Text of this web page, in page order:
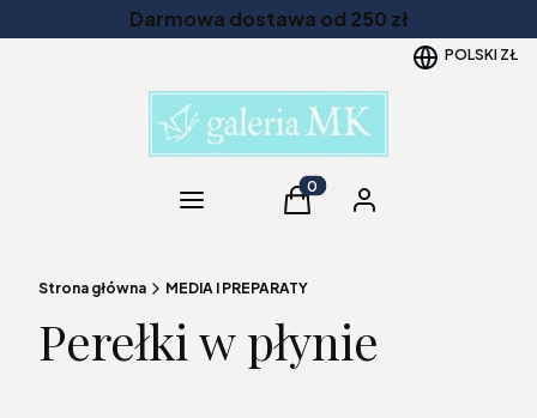
Darmowa dostawa od 250 zł
POLSKI ZŁ
Kategorie Produkty w koszyku: 0.
Koszyk Zaloguj się
Strona główna MEDIA I PREPARATY
Perełki w płynie